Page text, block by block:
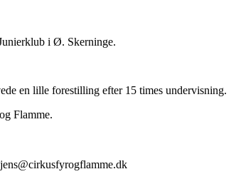
i Ø. Skerninge.
en lille forestilling efter 15 times undervisning.
Flamme.
jens@cirkusfyrogflamme.dk